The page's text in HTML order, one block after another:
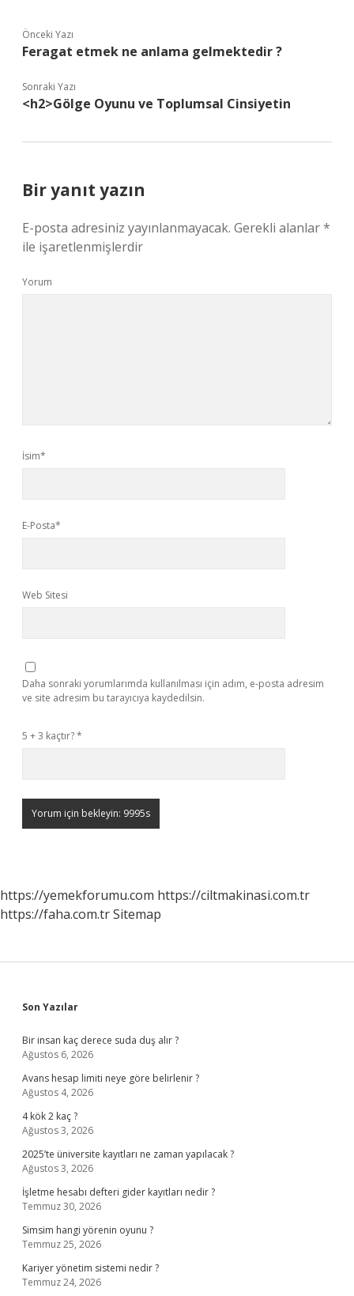
Önceki Yazı
Feragat etmek ne anlama gelmektedir ?
Sonraki Yazı
<h2>Gölge Oyunu ve Toplumsal Cinsiyetin
Bir yanıt yazın
E-posta adresiniz yayınlanmayacak. Gerekli alanlar*
ile işaretlenmişlerdir
Yorum
İsim*
E-Posta*
Web Sitesi
Daha sonraki yorumlarımda kullanılması için adım, e-posta adresim
ve site adresim bu tarayıcıya kaydedilsin.
5 + 3 kaçtır?*
https://yemekforumu.com https://ciltmakinasi.com.tr
https://faha.com.trSitemap
Sidebar
Son Yazılar
Bir insan kaç derece suda duş alır ?
Ağustos 6, 2026
Avans hesap limiti neye göre belirlenir ?
Ağustos 4, 2026
4 kök 2 kaç ?
Ağustos 3, 2026
2025’te üniversite kayıtları ne zaman yapılacak ?
Ağustos 3, 2026
İşletme hesabı defteri gider kayıtları nedir ?
Temmuz 30, 2026
Simsim hangi yörenin oyunu ?
Temmuz 25, 2026
Kariyer yönetim sistemi nedir ?
Temmuz 24, 2026